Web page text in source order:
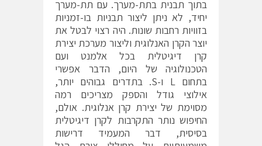
בתוך תבנית בתת-מערך. עם תת-מערך
יחיד, לא ניתן ליצור תבניות בו-זמניות
בזוויות רחבות שונות. היה רצוי לבטל את
יוצר הקרן האנלוגית וליצור מערכת יצירת
קרן דיגיטלית בכל אלמנט ועם
הטכנולוגיה של היום, הדבר אפשרי
בתחום L ו-S. בתדרים גבוהים יותר,
אילוצי גודל והספק מצריכים רמה
מסוימת של יצירת קרן אנלוגית. אולם,
החיפוש נותר התקרבות לקרן דיגיטלית
בסיסית, דבר המעמיד דרישות